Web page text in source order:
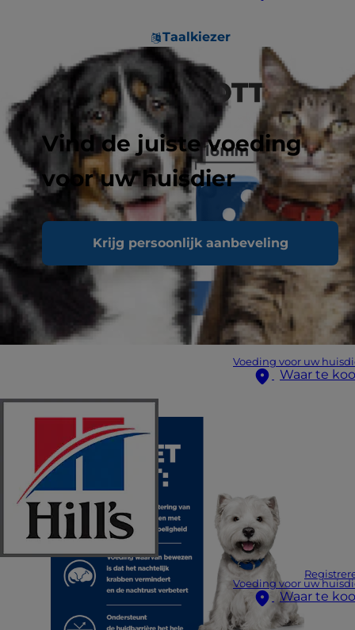
Taalkiezer
Vind de juiste voeding
voor uw huisdier
Krijg persoonlijk aanbeveling
Voeding voor uw
Waar te
Voeding voor uw
Waar te